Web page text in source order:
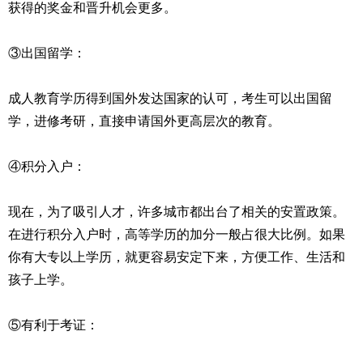
获得的奖金和晋升机会更多。
③出国留学：
成人教育学历得到国外发达国家的认可，考生可以出国留
学，进修考研，直接申请国外更高层次的教育。
④积分入户：
现在，为了吸引人才，许多城市都出台了相关的安置政策。
在进行积分入户时，高等学历的加分一般占很大比例。如果
你有大专以上学历，就更容易安定下来，方便工作、生活和
孩子上学。
⑤有利于考证：